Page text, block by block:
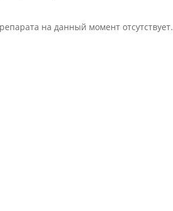
на данный момент отсутствует.